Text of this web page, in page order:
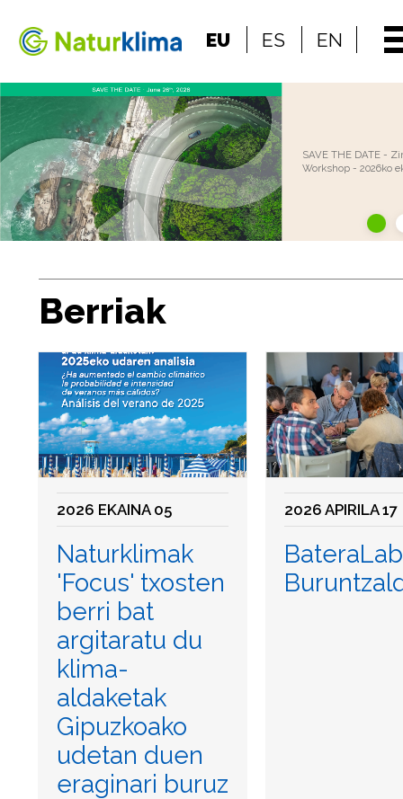
Edukietara jo
EU ES EN
SAVE THE DATE -
Workshop - 2026ko
Berriak
2026 EKAINA 05
Naturklimak
'Focus' txosten
berri bat
argitaratu du
klima-
aldaketak
Gipuzkoako
udetan duen
eraginari buruz
2026 APIRILA 17